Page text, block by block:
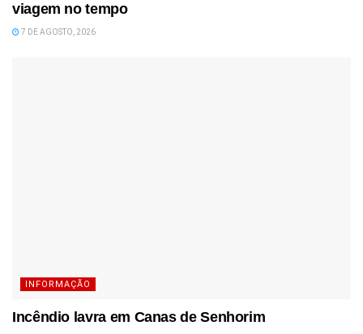
viagem no tempo
7 DE AGOSTO, 2026
INFORMAÇÃO
Incêndio lavra em Canas de Senhorim